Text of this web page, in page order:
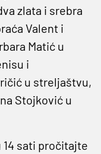
zlata i srebra
Valent i
Matić u
i
u streljaštvu,
Stojković u
sati pročitajte